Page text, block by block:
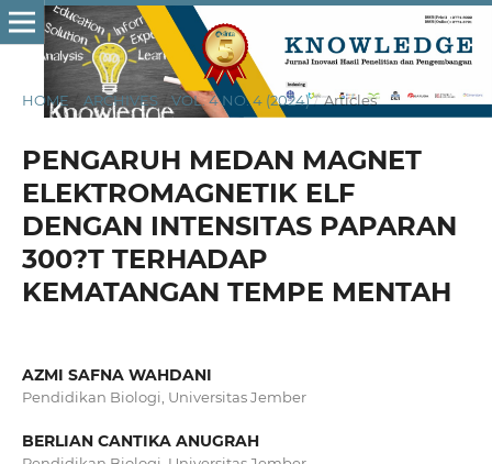
HOME ARCHIVES / VOL. 4 NO. 4 (2024) / Articles
PENGARUH MEDAN MAGNET
ELEKTROMAGNETIK ELF
DENGAN INTENSITAS PAPARAN
300?T TERHADAP
KEMATANGAN TEMPE MENTAH
AZMI SAFNA WAHDANI
Pendidikan Biologi, Universitas Jember
BERLIAN CANTIKA ANUGRAH